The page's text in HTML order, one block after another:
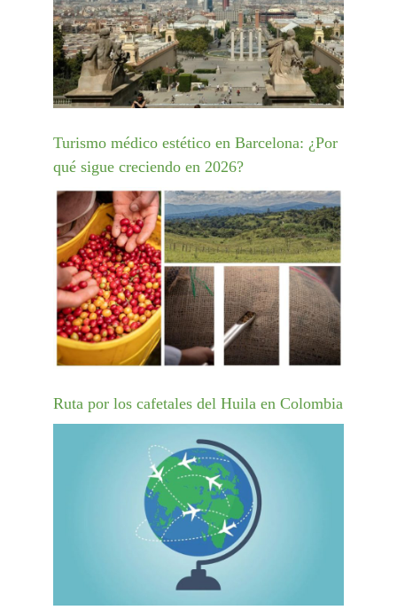
Turismo médico estético en Barcelona: ¿Por
qué sigue creciendo en 2026?
Ruta por los cafetales del Huila en Colombia